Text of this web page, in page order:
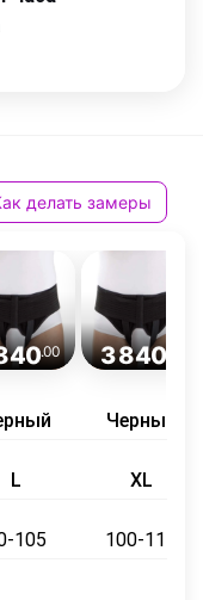
делать замеры
.00
L
105
3 840
Черный
XL
100-115